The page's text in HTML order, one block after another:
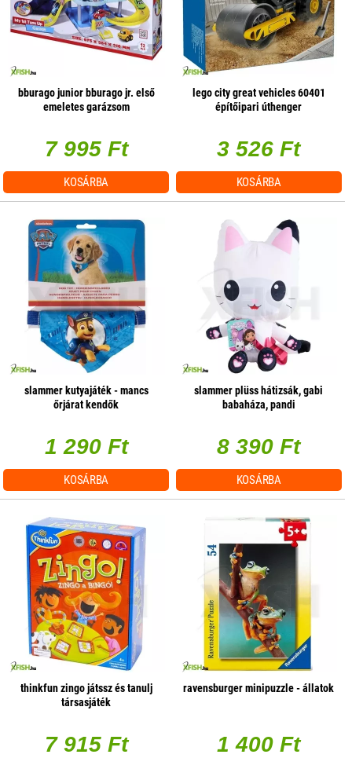
bburago junior bburago jr. első
emeletes garázsom
7 995 Ft
KOSÁRBA
lego city great vehicles 60401
építőipari úthenger
3 526 Ft
KOSÁRBA
slammer kutyajáték - mancs
őrjárat kendők
1 290 Ft
KOSÁRBA
slammer plüss hátizsák, gabi
babaháza, pandi
8 390 Ft
KOSÁRBA
thinkfun zingo játssz és tanulj
társasjáték
7 915 Ft
ravensburger minipuzzle - állatok
1 400 Ft